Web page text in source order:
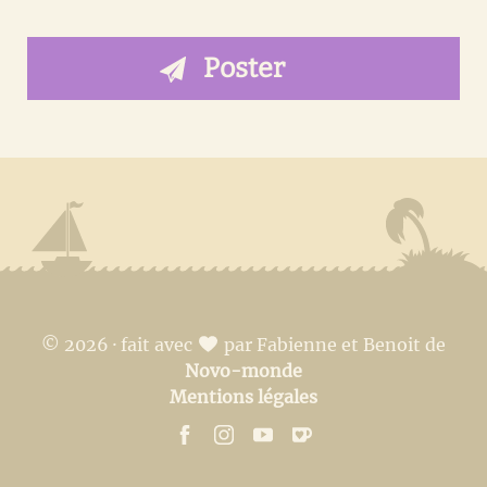
© 2026 · fait avec
par Fabienne et Benoit de
Novo-monde
Mentions légales